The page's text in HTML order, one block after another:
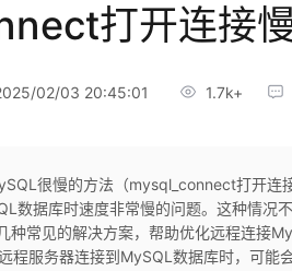
打开连接
02/03 20:45:01 1.7k+
很慢的方法（​​mysql_connect​​打开连
数据库时速度非常慢的问题。这种情况
种常见的解决方案，帮助优化远程连接
程服务器连接到MySQL数据库时，可能